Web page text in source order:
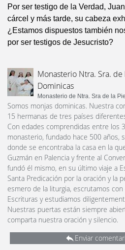
Por ser testigo de la Verdad,
cárcel y más tarde, su cabeza
¿Estamos dispuestos también
por ser testigos de Jesucristo?
Monasterio Ntra. Sra.
Dominicas
Monasterio de Ntra. Sra de la
Somos monjas dominicas. Nuestra
15 hermanas de tres países
Con edades comprendidas entre los
monasterio, fundado hace 500 años,
donde se encontraba la casa en la
Guzmán en Palencia y frente al
fundó él mismo, en su último viaje a
Santa Predicación por la oración y la
esmero de la liturgia, escrutamos
Escrituras y estudiamos
Nuestras puertas están siempre
comparta nuestra oración y silencio.
Enviar